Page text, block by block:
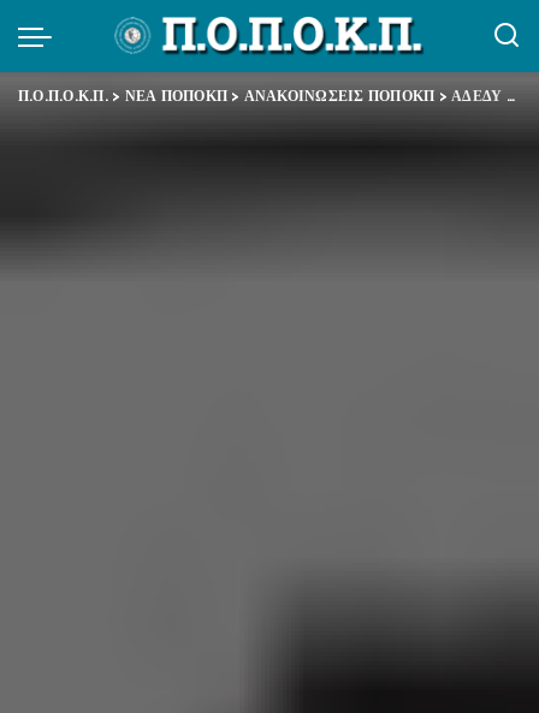
Π.Ο.Π.Ο.Κ.Π.> ΝΕΑ ΠΟΠΟΚΠ > ΑΝΑΚΟΙΝΩΣΕΙΣ ΠΟΠΟΚΠ >ΑΔΕΔΥ – Καταγγελία της ποινικής δίωξης για συνδικαλιστική δράση μελών του ΤΕΕ και της ΕΜΔΥΔΑΣ